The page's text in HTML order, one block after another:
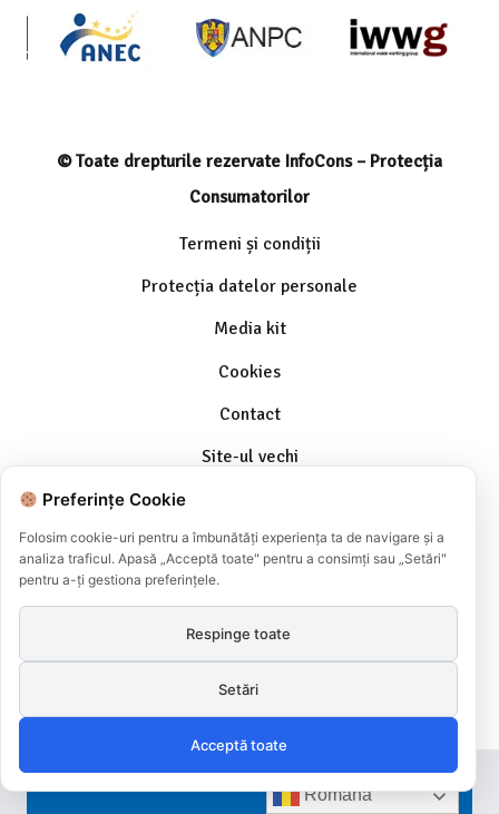
© Toate drepturile rezervate InfoCons – Protecția
Consumatorilor
Termeni și condiții
Protecția datelor personale
Media kit
Cookies
Contact
Site-ul vechi
Parteneri Internaționali
InfoCons este singura voce la nivel național pentru consumatori, membru cu
drepturi depline a Organizației Mondiale Consumers International. Asociația
de consumatori este necesară acum, mai mult ca niciodată. Protecția
consumatorului este misiunea pe care ne-am asumat-o. Viziunea noastră este
o lume unde să avem cu toții acces la siguranță, bunuri și servicii durabile.
InfoCons este operator de date cu caracter personal înregistrat cu nr.
12617/05.10.2009
Română
Preferințe Cookie
Folosim cookie-uri pentru a îmbunătăți experiența ta de navigare și a
analiza traficul. Apasă „Acceptă toate" pentru a consimți sau „Setări"
pentru a-ți gestiona preferințele.
Respinge toate
Setări
Acceptă toate